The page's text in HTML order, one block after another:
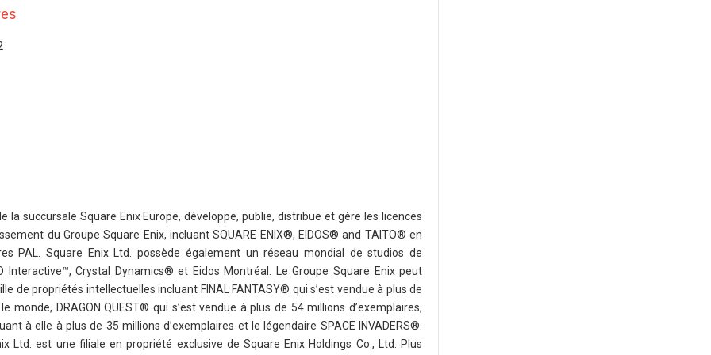
la succursale Square Enix Europe, développe, publie, distribue et gère les licences
du Groupe Square Enix, incluant SQUARE ENIX®, EIDOS® and TAITO® en
PAL. Square Enix Ltd. possède également un réseau mondial de studios de
Interactive™, Crystal Dynamics® et Eidos Montréal. Le Groupe Square Enix peut
de propriétés intellectuelles incluant FINAL FANTASY® qui s’est vendue à plus de
monde, DRAGON QUEST® qui s’est vendue à plus de 54 millions d’exemplaires,
à elle à plus de 35 millions d’exemplaires et le légendaire SPACE INVADERS®.
Ltd. est une filiale en propriété exclusive de Square Enix Holdings Co., Ltd. Plus